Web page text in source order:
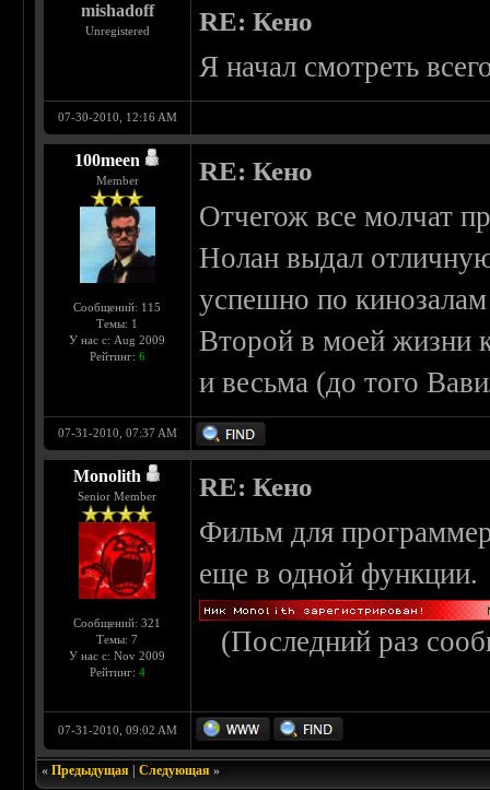
mishadoff
Unregistered RE: Кено
Я начал смотреть
07-30-2010, 12:16 AM
100meen
Member
Сообщений: 115
Темы: 1
У нас с: Aug 2009
Рейтинг: 6
RE: Кено
Отчегож все молчат
Нолан выдал
успешно по
Второй в моей жизни
и весьма (до того
07-31-2010, 07:37 AM
Monolith
Senior Member
Сообщений: 321
Темы: 7
У нас с: Nov 2009
Рейтинг: 4
RE: Кено
Фильм для
еще в одной функции.
(Последний раз
07-31-2010, 09:02 AM
«Предыдущая |Следующая »